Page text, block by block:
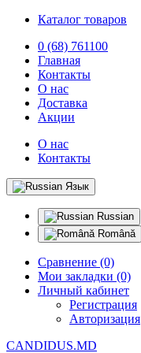
Каталог товаров
0 (68) 761100
Главная
Контакты
О нас
Доставка
Акции
О нас
Контакты
Язык
Russian
Română
Сравнение (0)
Мои закладки (0)
Личный кабинет
Регистрация
Авторизация
CANDIDUS.MD